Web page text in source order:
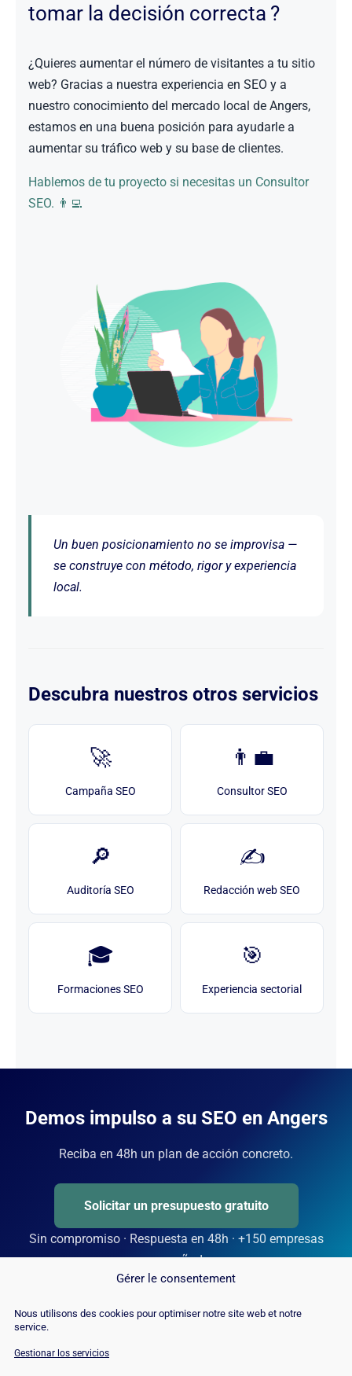
Gérer le consentement
Nous utilisons des cookies pour optimiser notre site web et notre
service.
Gestionar los servicios
tomar la decisión correcta ?
¿Quieres aumentar el número de visitantes a tu sitio
web? Gracias a nuestra experiencia en SEO y a
nuestro conocimiento del mercado local de Angers,
estamos en una buena posición para ayudarle a
aumentar su tráfico web y su base de clientes.
Hablemos de tu proyecto si necesitas un Consultor
SEO. 👨‍💻
Un buen posicionamiento no se improvisa —
se construye con método, rigor y experiencia
local.
Descubra nuestros otros servicios
🚀
Campaña SEO
👨‍💼
Consultor SEO
🔎
Auditoría SEO
✍️
Redacción web SEO
🎓
Formaciones SEO
🎯
Experiencia sectorial
Demos impulso a su SEO en Angers
Reciba en 48h un plan de acción concreto.
Solicitar un presupuesto gratuito
Sin compromiso · Respuesta en 48h · +150 empresas
acompañadas